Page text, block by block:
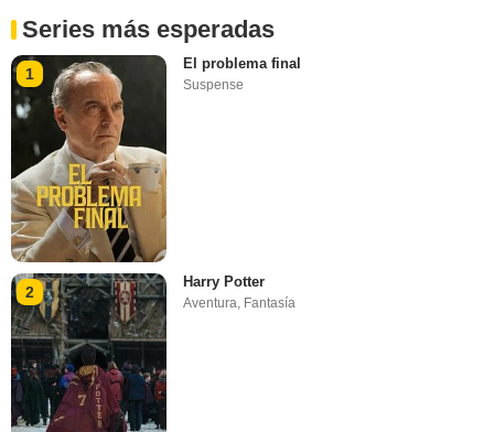
Series más esperadas
1
El problema final
Suspense
2
Harry Potter
Aventura, Fantasía